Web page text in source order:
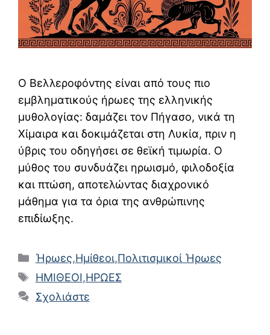
Ο Βελλεροφόντης είναι από τους πιο
εμβληματικούς ήρωες της ελληνικής
μυθολογίας: δαμάζει τον Πήγασο, νικά τη
Χίμαιρα και δοκιμάζεται στη Λυκία, πριν η
ύβρις του οδηγήσει σε θεϊκή τιμωρία. Ο
μύθος του συνδυάζει ηρωισμό, φιλοδοξία
και πτώση, αποτελώντας διαχρονικό
μάθημα για τα όρια της ανθρώπινης
επιδίωξης.
Κατηγορίες
Ήρωες,Ημίθεοι,Πολιτισμικοί Ήρωες
Ετικέτες
ΗΜΙΘΕΟΙ,ΗΡΩΕΣ
Σχολιάστε